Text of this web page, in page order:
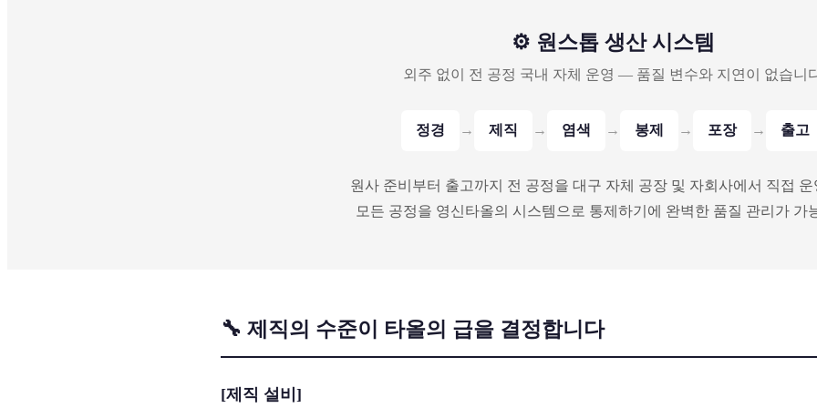
⚙️ 원스톱 생산 시스템
외주 없이 전 공정 국내 자체 운영 — 품질 변수와 지연이 없습니
정경 → 제직 → 염색 → 봉제 → 포장 → 출고
원사 준비부터 출고까지 전 공정을 대구 자체 공장 및 자회사에서 직접 운
모든 공정을 영신타올의 시스템으로 통제하기에 완벽한 품질 관리가 가
🔧 제직의 수준이 타올의 급을 결정합니다
[제직 설비]